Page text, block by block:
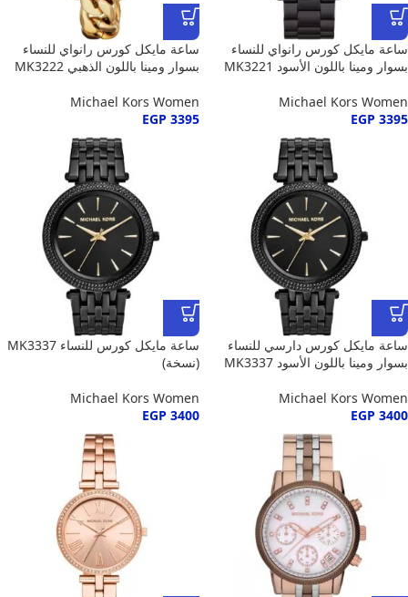
ساعة مايكل كورس رانواي للنساء
بسوار ومينا باللون الأسود MK3221
Michael Kors Women
EGP 3395
ساعة مايكل كورس رانواي للنساء
بسوار ومينا باللون الذهبي MK3222
Michael Kors Women
EGP 3395
ساعة مايكل كورس دارسي للنساء
بسوار ومينا باللون الأسود MK3337
Michael Kors Women
EGP 3400
ساعة مايكل كورس للنساء MK3337
(نسخة)
Michael Kors Women
EGP 3400